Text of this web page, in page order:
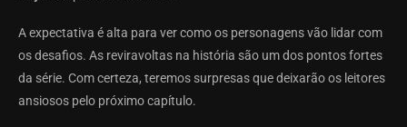
A expectativa é alta para ver como os personagens vão lidar com
os desafios. As reviravoltas na história são um dos pontos fortes
da série. Com certeza, teremos surpresas que deixarão os leitores
ansiosos pelo próximo capítulo.